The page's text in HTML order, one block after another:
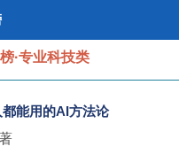
·专业科技类
能用的AI方法论